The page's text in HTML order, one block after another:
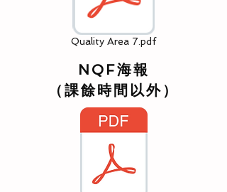
Quality Area 7.pdf
NQF海報
（課餘時間以外）